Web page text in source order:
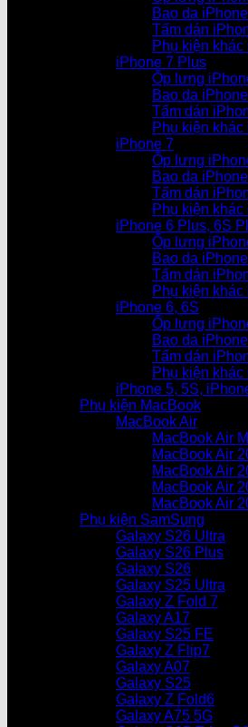
Bao da
Tấm dán
Phụ kiện khác
iPhone 7 Plus
Ốp lưng
Bao da
Tấm dán
Phụ kiện
iPhone 7
Ốp lưng
Bao da
Tấm dán
Phụ kiện khác
iPhone 6 Plus, 6S
Ốp lưng
Bao da
Tấm dán
Phụ kiện
iPhone 6, 6S
Ốp lưng
Bao da
Tấm dán
Phụ kiện khác
iPhone 5, 5S,
Phụ kiện MacBook
MacBook Air
MacBook Air
MacBook Air
MacBook Air
MacBook Air
MacBook Air
Phụ kiện SamSung
Galaxy S26 Ultra
Galaxy S26 Plus
Galaxy S26
Galaxy S25 Ultra
Galaxy Z Fold 7
Galaxy A17
Galaxy S25 FE
Galaxy Z Flip7
Galaxy A07
Galaxy S25
Galaxy Z Fold6
Galaxy A75 5G